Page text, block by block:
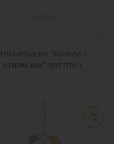
Triol игрушка "Качели с
шариками" для птиц